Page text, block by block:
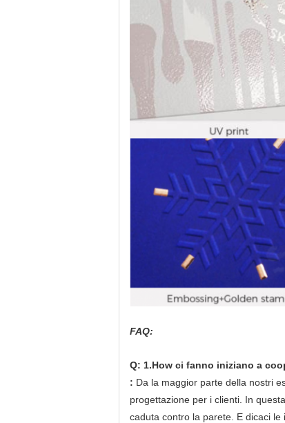
FAQ:
Q: 1.How ci fanno iniziano a
: Da la maggior parte della nostri
progettazione per i clienti. In
caduta contro la parete. E dicaci